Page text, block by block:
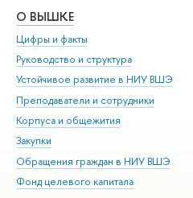
О ВЫШКЕ
Цифры и факты
Руководство и структура
Устойчивое развитие в НИУ ВШЭ
Преподаватели и сотрудники
Корпуса и общежития
Закупки
Обращения граждан в НИУ ВШЭ
Фонд целевого капитала